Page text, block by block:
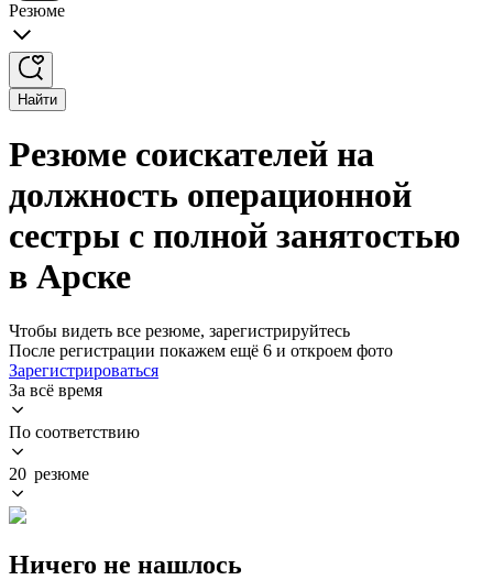
Резюме
Найти
Резюме соискателей на
должность операционной
сестры с полной занятостью
в Арске
Чтобы видеть все резюме, зарегистрируйтесь
После регистрации покажем ещё 6 и откроем фото
Зарегистрироваться
За всё время
По соответствию
20 резюме
Ничего не нашлось